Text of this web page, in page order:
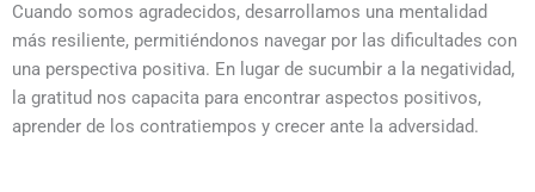
Cuando somos agradecidos, desarrollamos una mentalidad
más resiliente, permitiéndonos navegar por las dificultades con
una perspectiva positiva. En lugar de sucumbir a la negatividad,
la gratitud nos capacita para encontrar aspectos positivos,
aprender de los contratiempos y crecer ante la adversidad.